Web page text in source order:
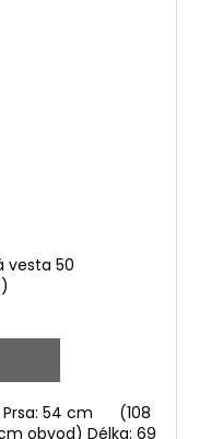
vesta 50
Prsa: 54 cm (108
obvod) Délka: 69